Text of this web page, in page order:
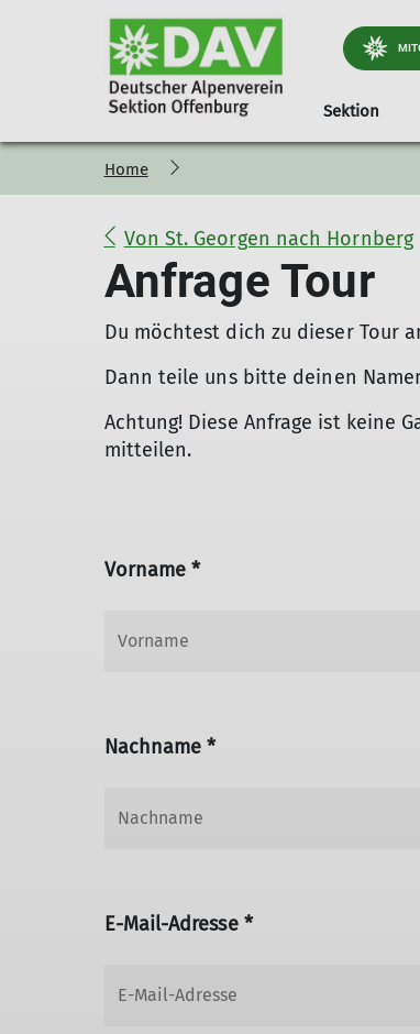
Sektion
Geschäftsstelle
Materialverleih
Kindergeburtstag
Kursübersicht
Hinweise
Praxiskurse
Kletter und Boulderkurse
Jugend
Jugendprogramm
Wer ist die JDAV
Kinder-
Preise und Infos
Wichtiges &
Portrait
Home
Von St. Georgen nach Hornberg
Anfrage Tour
Du möchtest dich zu dieser Tour
Dann teile uns bitte deinen
Achtung! Diese Anfrage ist keine
mitteilen.
Vorname *
Nachname *
E-Mail-Adresse *